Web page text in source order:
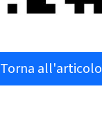
Torna all'articolo